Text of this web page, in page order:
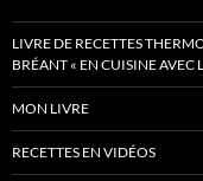
LIVRE DE RECETTES
BRÉANT « EN CUISINE AVEC
MON LIVRE
RECETTES EN VIDÉOS